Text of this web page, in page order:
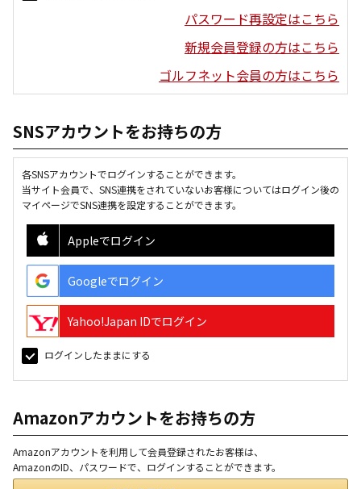
パスワード再設定はこちら
新規会員登録の方はこちら
ゴルフネット会員の方はこちら
SNSアカウントをお持ちの方
各SNSアカウントでログインすることができます。
当サイト会員で、SNS連携をされていないお客様についてはログイン後の
マイページでSNS連携を設定することができます。
Appleでログイン
Googleでログイン
Yahoo!Japan IDでログイン
ログインしたままにする
Amazonアカウントをお持ちの方
Amazonアカウントを利用して会員登録されたお客様は、
AmazonのID、パスワードで、ログインすることができます。